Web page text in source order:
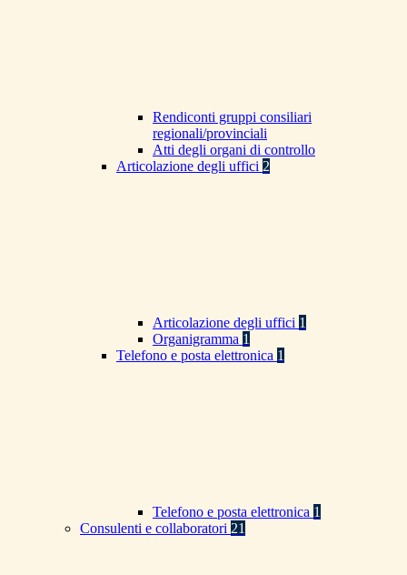
Rendiconti gruppi consiliari
regionali/provinciali
Atti degli organi di controllo
Articolazione degli uffici 2
Articolazione degli uffici 1
Organigramma 1
Telefono e posta elettronica 1
Telefono e posta elettronica 1
Consulenti e collaboratori 21